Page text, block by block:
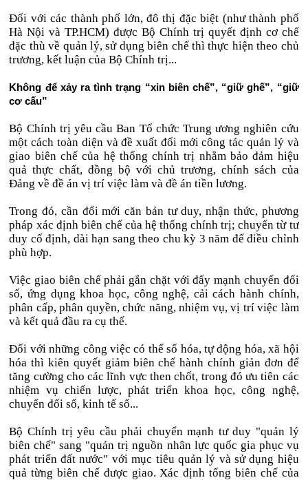
Đối với các thành phố lớn, đô thị đặc biệt (như thành phố
Hà Nội và TP.HCM) được Bộ Chính trị quyết định cơ chế
đặc thù về quản lý, sử dụng biên chế thì thực hiện theo chủ
trương, kết luận của Bộ Chính trị...
Không để xảy ra tình trạng “xin biên chế”, “giữ ghế”, “giữ
cơ cấu”
Bộ Chính trị yêu cầu Ban Tổ chức Trung ương nghiên cứu
một cách toàn diện và đề xuất đổi mới công tác quản lý và
giao biên chế của hệ thống chính trị nhằm bảo đảm hiệu
quả thực chất, đồng bộ với chủ trương, chính sách của
Đảng về đề án vị trí việc làm và đề án tiền lương.
Trong đó, cần đổi mới căn bản tư duy, nhận thức, phương
pháp xác định biên chế của hệ thống chính trị; chuyển từ tư
duy cố định, dài hạn sang theo chu kỳ 3 năm để điều chỉnh
phù hợp.
Việc giao biên chế phải gắn chặt với đẩy mạnh chuyển đổi
số, ứng dụng khoa học, công nghệ, cải cách hành chính,
phân cấp, phân quyền, chức năng, nhiệm vụ, vị trí việc làm
và kết quả đầu ra cụ thể.
Đối với những công việc có thể số hóa, tự động hóa, xã hội
hóa thì kiên quyết giảm biên chế hành chính giản đơn để
tăng cường cho các lĩnh vực then chốt, trong đó ưu tiên các
nhiệm vụ chiến lược, phát triển khoa học, công nghệ,
chuyển đổi số, kinh tế số...
Bộ Chính trị yêu cầu phải chuyển mạnh tư duy "quản lý
biên chế" sang "quản trị nguồn nhân lực quốc gia phục vụ
phát triển đất nước" với mục tiêu quản lý và sử dụng hiệu
quả từng biên chế được giao. Xác định tổng biên chế của